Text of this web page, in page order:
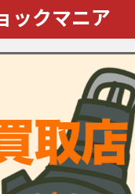
ックマニア